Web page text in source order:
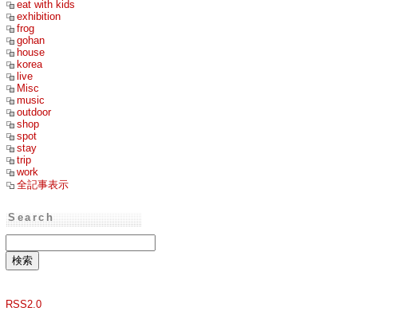
eat with kids
exhibition
frog
gohan
house
korea
live
Misc
music
outdoor
shop
spot
stay
trip
work
全記事表示
Search
RSS2.0